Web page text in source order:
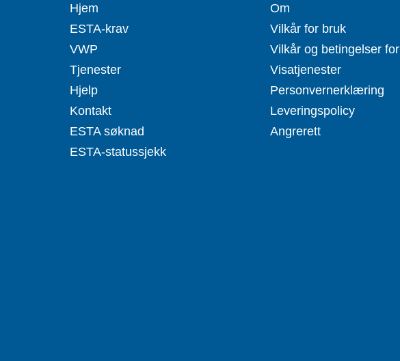
Hjem
ESTA-krav
VWP
Tjenester
Hjelp
Kontakt
ESTA søknad
ESTA-statussjekk
Om
Vilkår for bruk
Vilkår og betingelser for
Visatjenester
Personvernerklæring
Leveringspolicy
Angrerett